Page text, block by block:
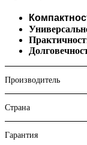
Производитель
Страна
Гарантия